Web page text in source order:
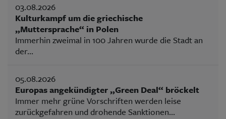
03.08.2026
Kulturkampf um die griechische
„Muttersprache“ in Polen
Immerhin zweimal in 100 Jahren wurde die Stadt an
der...
05.08.2026
Europas angekündigter „Green Deal“ bröckelt
Immer mehr grüne Vorschriften werden leise
zurückgefahren und drohende Sanktionen...